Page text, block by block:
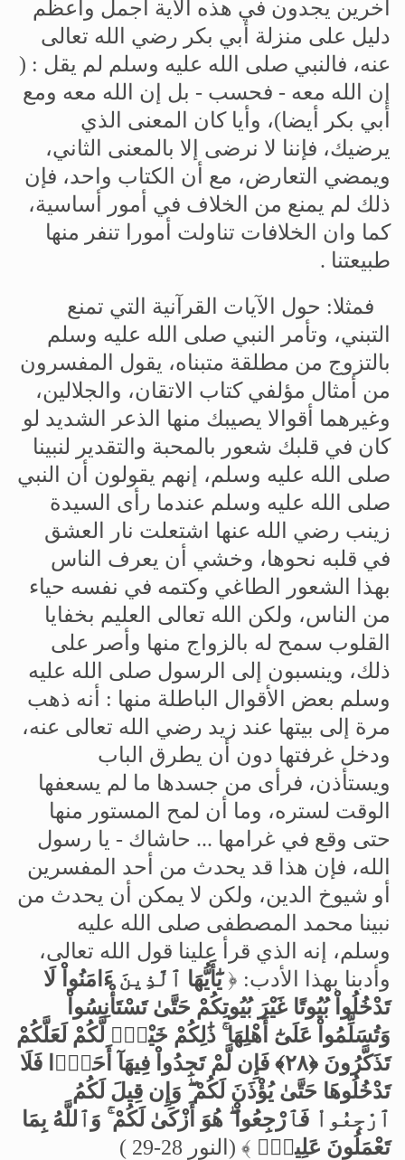
آخرين يجدون في هذه الآية أجمل وأعظم
دليل على منزلة أبي بكر رضي الله تعالى
عنه، فالنبي صلى الله عليه وسلم لم يقل : (
إن
الله معه - فحسب - بل إن الله معه ومع
أبي بكر أيضا)، وأيا كان المعنى
الذي
يرضيك، فإننا لا نرضى إلا بالمعنى
الثاني،
ويمضي
التعارض، مع أن الكتاب واحد، فإن
ذلك لم يمنع من الخلاف في أمور
أساسية،
كما وان الخلافات تناولت أمورا تنفر منها
طبيعتنا .
فمثلا: حول الآيات القرآنية التي تمنع
التبني، وتأمر النبي صلى الله عليه وسلم
بالتزوج من مطلقة متبناه، يقول
المفسرون
من
أمثال مؤلفي كتاب الاتقان، والجلالين،
وغيرهما
أقوالا يصيبك منها الذعر الشديد لو
كان في قلبك شعور بالمحبة والتقدير لنبينا
صلى
الله عليه وسلم، إنهم يقولون أن
النبي
صلى
الله عليه وسلم عندما رأى
السيدة
زينب رضي الله عنها اشتعلت نار
العشق
في قلبه نحوها، وخشي أن يعرف
الناس
بهذا
الشعور الطاغي وكتمه في نفسه حياء
من
الناس، ولكن الله تعالى العليم بخفايا
القلوب سمح له بالزواج منها وأصر على
ذلك، وينسبون إلى الرسول صلى الله عليه
وسلم بعض الأقوال الباطلة منها : أنه ذهب
مرة
إلى بيتها عند زيد رضي الله تعالى عنه،
ودخل غرفتها دون أن يطرق
الباب
ويستأذن، فرأى من جسدها ما لم يسعفها
الوقت لستره، وما أن لمح المستور منها
حتى وقع في غرامها ... حاشاك - يا رسول
الله، فإن هذا قد يحدث من أحد
المفسرين
أو شيوخ الدين، ولكن لا يمكن أن يحدث من
نبينا محمد المصطفى صلى الله عليه
وسلم،
إنه الذي قرأ علينا قول الله تعالى،
وأدبنا بهذا الأدب: ﴿ يَٰٓأَيُّهَا ٱلَّذِينَ ءَامَنُواْ
لَا
تَدْخُلُواْ بُيُوتًا غَيْرَ بُيُوتِكُمْ حَتَّىٰ تَسْتَأْنِسُواْ
وَتُسَلِّمُواْ
عَلَىٰٓ أَهْلِهَا ذَٰلِكُمْ خَيْرٌۭ لَّكُمْ لَعَلَّكُمْ
تَذَكَّرُونَ ﴿٢٨﴾ فَإِن لَّمْ تَجِدُواْ فِيهَآ أَحَدًۭا فَلَا
تَدْخُلُوهَا حَتَّىٰ يُؤْذَنَ لَكُمْ وَإِن قِيلَ لَكُمُ
ٱرْجِعُواْ فَٱرْجِعُواْ هُوَ أَزْكَىٰ لَكُمْ وَٱللَّهُ بِمَا
تَعْمَلُونَ عَلِيمٌۭ ﴾ ( النور